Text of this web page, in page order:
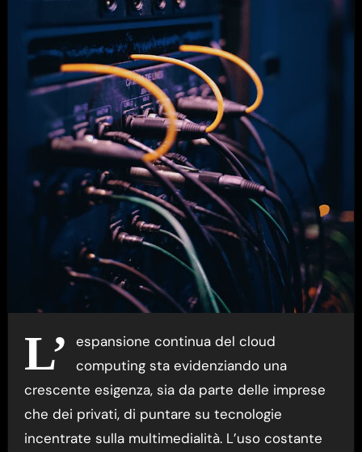
L’
espansione continua del cloud
computing sta evidenziando una
crescente esigenza, sia da parte delle imprese
che dei privati, di puntare su tecnologie
incentrate sulla multimedialità. L’uso costante